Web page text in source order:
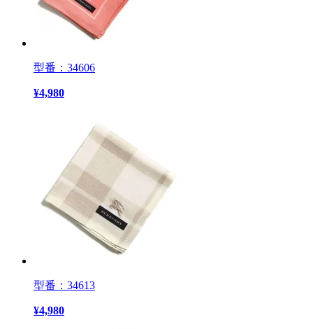
型番：34606
¥4,980
型番：34613
¥4,980